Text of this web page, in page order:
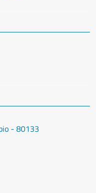
- 80133